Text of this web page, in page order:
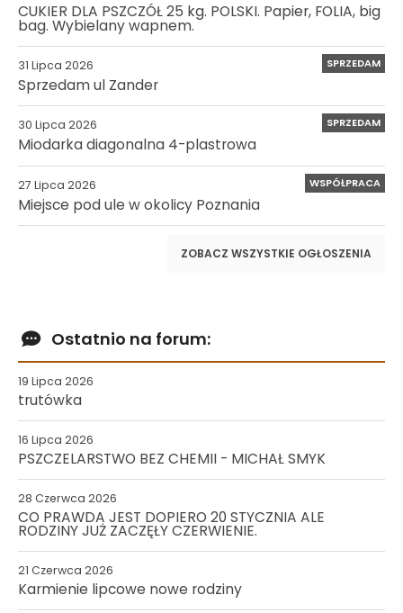
CUKIER DLA PSZCZÓŁ 25 kg. POLSKI. Papier, FOLIA, big
bag. Wybielany wapnem.
31 Lipca 2026 SPRZEDAM
Sprzedam ul Zander
30 Lipca 2026 SPRZEDAM
Miodarka diagonalna 4-plastrowa
27 Lipca 2026 WSPÓŁPRACA
Miejsce pod ule w okolicy Poznania
ZOBACZ WSZYSTKIE OGŁOSZENIA
Ostatnio na forum:
19 Lipca 2026
trutówka
16 Lipca 2026
PSZCZELARSTWO BEZ CHEMII - MICHAŁ SMYK
28 Czerwca 2026
CO PRAWDA JEST DOPIERO 20 STYCZNIA ALE
RODZINY JUŻ ZACZĘŁY CZERWIENIE.
21 Czerwca 2026
Karmienie lipcowe nowe rodziny